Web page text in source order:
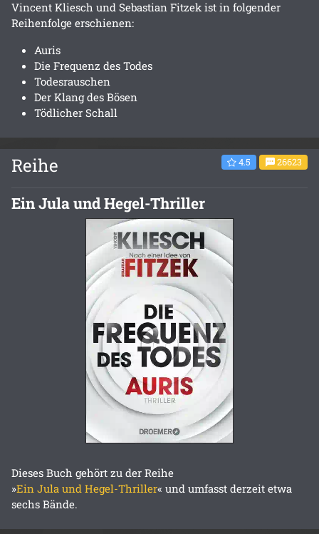
Vincent Kliesch und Sebastian Fitzek ist in folgender
Reihenfolge erschienen:
Auris
Die Frequenz des Todes
Todesrauschen
Der Klang des Bösen
Tödlicher Schall
Reihe 4.5 26623
Ein Jula und Hegel-Thriller
Dieses Buch gehört zu der Reihe
»Ein Jula und Hegel-Thriller« und umfasst derzeit etwa
sechs Bände.